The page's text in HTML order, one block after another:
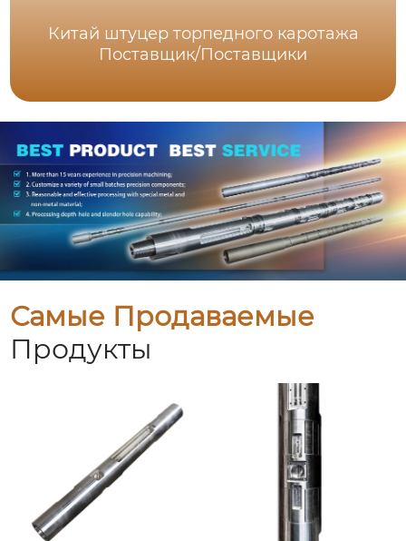
Китай штуцер торпедного каротажа
Поставщик/Поставщики
Самые Продаваемые
Продукты